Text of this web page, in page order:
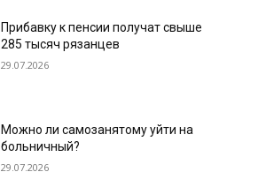
Прибавку к пенсии получат свыше
285 тысяч рязанцев
29.07.2026
Можно ли самозанятому уйти на
больничный?
29.07.2026